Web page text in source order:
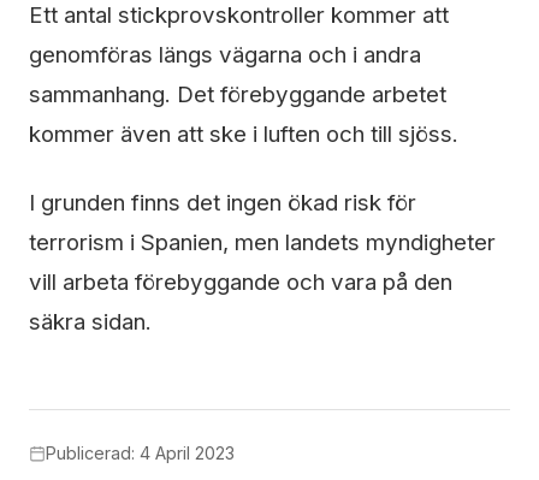
Ett antal stickprovskontroller kommer att
genomföras längs vägarna och i andra
sammanhang. Det förebyggande arbetet
kommer även att ske i luften och till sjöss.
I grunden finns det ingen ökad risk för
terrorism i Spanien, men landets myndigheter
vill arbeta förebyggande och vara på den
säkra sidan.
Publicerad: 4 April 2023